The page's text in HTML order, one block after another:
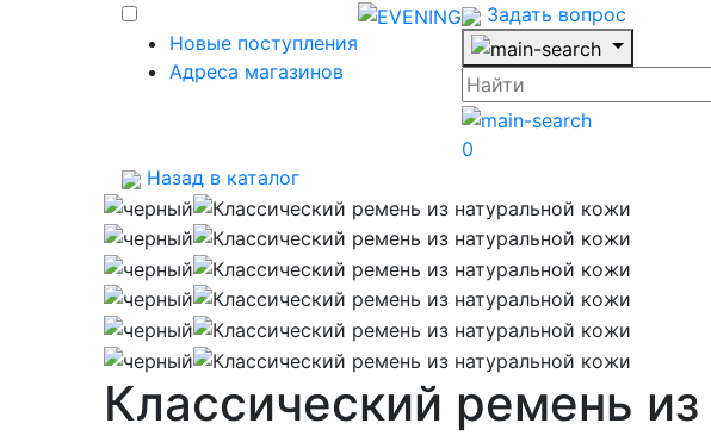
Новые поступления
Адреса магазинов
Задать вопрос
0
Назад в каталог
Классический ремень